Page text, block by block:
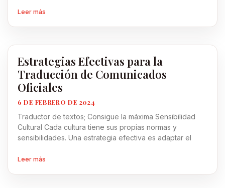
Leer más
Estrategias Efectivas para la
Traducción de Comunicados
Oficiales
6 DE FEBRERO DE 2024
Traductor de textos; Consigue la máxima Sensibilidad
Cultural Cada cultura tiene sus propias normas y
sensibilidades. Una estrategia efectiva es adaptar el
Leer más